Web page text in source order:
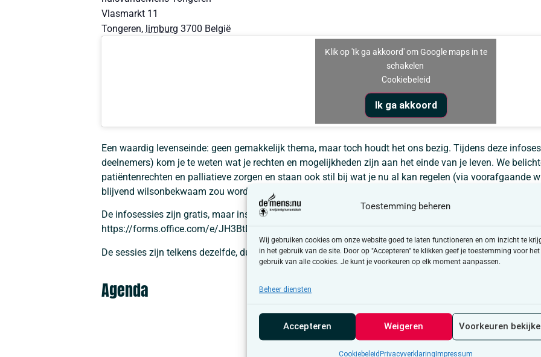
Toestemming beheren
Wij gebruiken cookies om onze website goed te laten functioneren en om inzicht te
in het gebruik van de site. Door op "Accepteren" te klikken geef je toestemming voor het
gebruik van alle cookies. Je kunt je voorkeuren op elk moment aanpassen.
Beheer diensten
Accepteren Weigeren Voorkeuren
Cookiebeleid Privacyverklaring Impressum
Vlasmarkt 11
Tongeren, limburg 3700 België
Klik op 'Ik ga akkoord' om Google maps in te
schakelen
Cookiebeleid
Ik ga akkoord
Een waardig levenseinde: geen gemakkelijk thema, maar toch houdt het ons bezig. Tijdens deze
deelnemers) kom je te weten wat je rechten en mogelijkheden zijn aan het einde van je leven. We
patiëntenrechten en palliatieve zorgen en staan ook stil bij wat je nu al kan regelen (via voorafgaande
blijvend wilsonbekwaam zou worden (agv dementie of coma bvb.).
De infosessies zijn gratis, maar inschrijven is verplicht. Inschrijven kan via
, via
https://forms.office.com/e/JH3BtDpgVy
De sessies zijn telkens dezelfde, dus graag vermelden voor welke sessie je je precies inschrijft.
Agenda